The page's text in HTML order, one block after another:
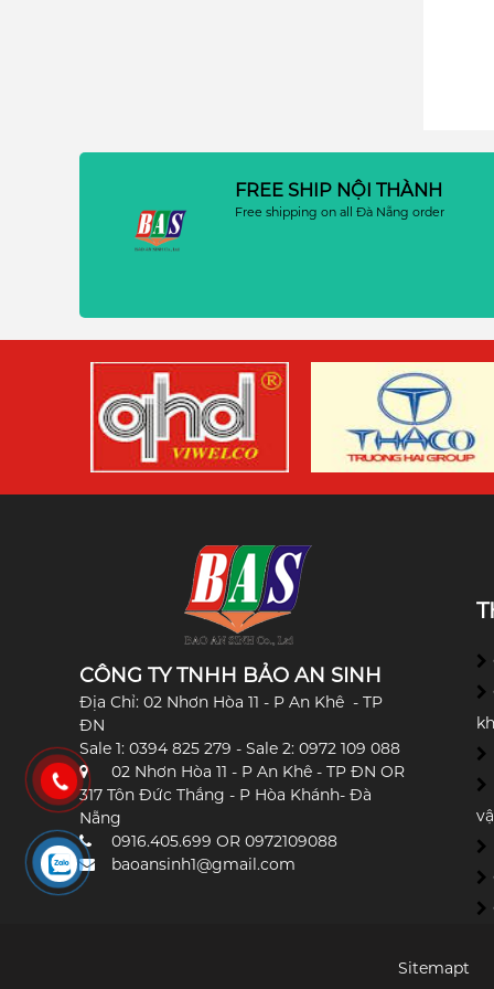
FREE SHIP NỘI THÀNH
Free shipping on all Đà Nẵng order
CÔNG TY TNHH BẢO AN SINH
Địa Chỉ: 02 Nhơn Hòa 11 - P An Khê - TP
ĐN
Sale 1: 0394 825 279 - Sale 2: 0972 109 088
02 Nhơn Hòa 11 - P An Khê - TP ĐN OR
317 Tôn Đức Thắng - P Hòa Khánh- Đà
Nẵng
0916.405.699 OR 0972109088
baoansinh1@gmail.com
Sitemapt